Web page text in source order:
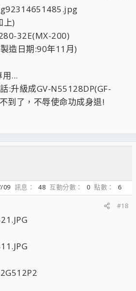
上)
32E(MX-200)
造日期:90年11月)
...
:升級成GV-N55128DP(GF-
到了，不辱使命功成身退!
09 訊息 48 互動分數 0 點數
6
#18